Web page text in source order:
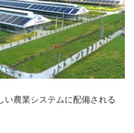
い農業システムに配備される